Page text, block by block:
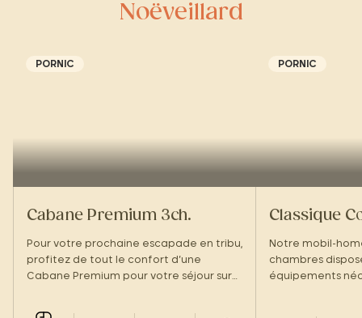
Noëveillard
PORNIC
Cabane Premium 3ch.
Pour votre prochaine escapade en tribu,
profitez de tout le confort d’une
Cabane Premium pour votre séjour sur
PORNIC
Classique
Notre mobil-
chambres
équipements